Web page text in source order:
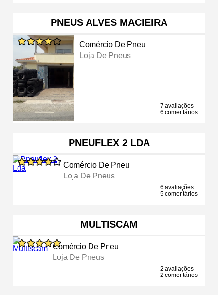
PNEUS ALVES MACIEIRA
Comércio De Pneu
Loja De Pneus
7 avaliações
6 comentários
PNEUFLEX 2 LDA
Comércio De Pneu
Loja De Pneus
6 avaliações
5 comentários
MULTISCAM
Comércio De Pneu
Loja De Pneus
2 avaliações
2 comentários